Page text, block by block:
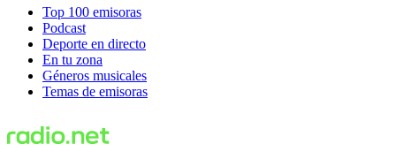
Top 100 emisoras
Podcast
Deporte en directo
En tu zona
Géneros musicales
Temas de emisoras